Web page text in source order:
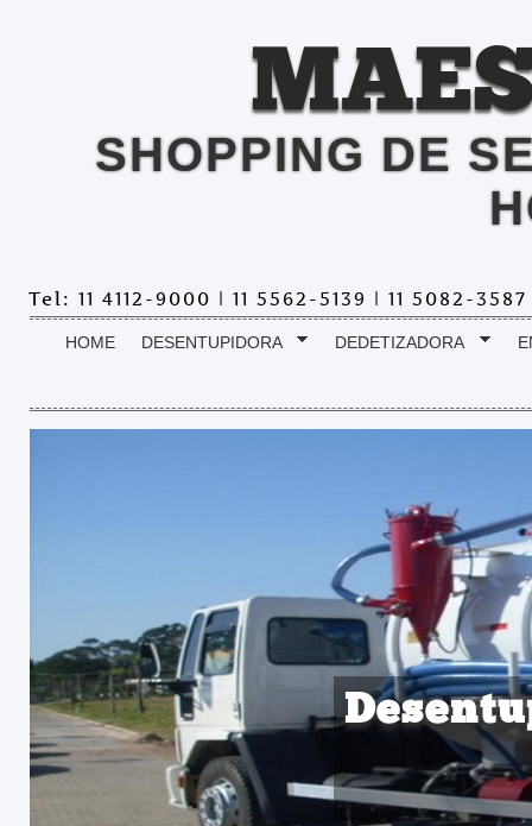
SHOPPING DE
Tel: 11 4112-9000 | 11 5562-5139 | 11 5082-
HOME DESENTUPIDORA DEDETIZADORA